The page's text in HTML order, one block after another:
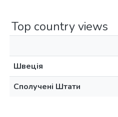
Top country views
Швеція
Сполучені Штати